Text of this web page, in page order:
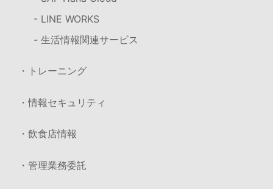
- LINE WORKS
- 生活情報関連サービス
・トレーニング
・情報セキュリティ
・飲食店情報
・管理業務委託